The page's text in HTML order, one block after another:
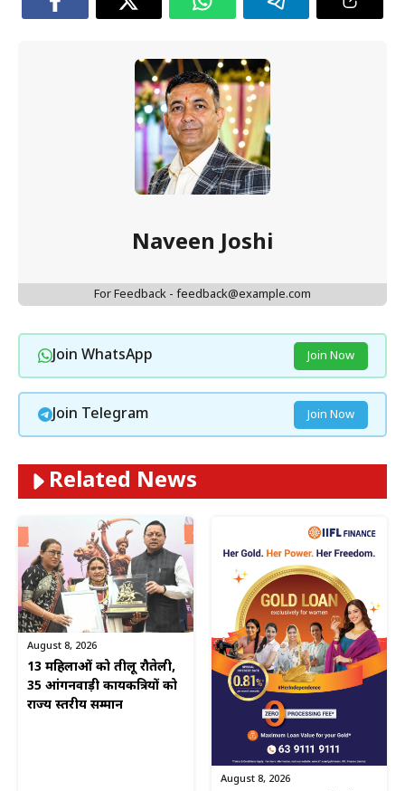
Naveen Joshi
For Feedback - feedback@example.com
Join WhatsApp Join Now
Join Telegram Join Now
Related News
August 8, 2026
13 महिलाओं को तीलू रौतेली,
35 आंगनवाड़ी कार्यकत्रियों को
राज्य स्तरीय सम्मान
August 8, 2026